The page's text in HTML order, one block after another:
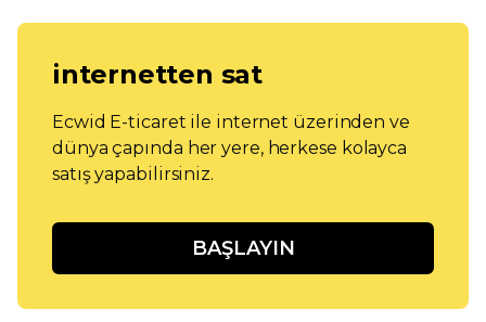
internetten sat
Ecwid E-ticaret ile internet üzerinden ve
dünya çapında her yere, herkese kolayca
satış yapabilirsiniz.
BAŞLAYIN